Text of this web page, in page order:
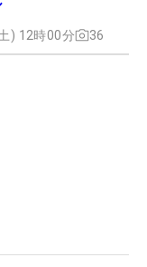
) 12時00分 36